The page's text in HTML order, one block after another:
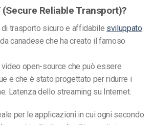
(Secure Reliable Transport)?
di trasporto sicuro e affidabile sviluppato
canadese che ha creato il famoso
open-source che può essere
e che è stato progettato per ridurre i
Latenza dello streaming su Internet.
per le applicazioni in cui ogni secondo